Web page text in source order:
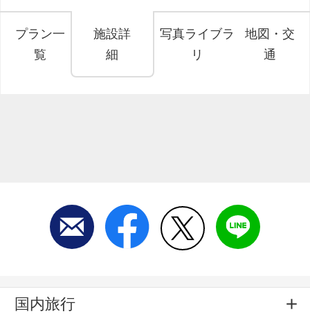
プラン一
覧
施設詳
細
写真ライブラ
リ
地図・交
通
国内旅行